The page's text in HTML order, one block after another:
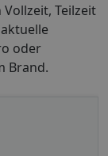
Teilzeit
oder
Brand.